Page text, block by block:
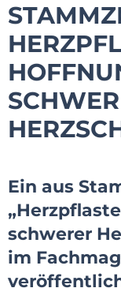
Ein aus
schwerer
im